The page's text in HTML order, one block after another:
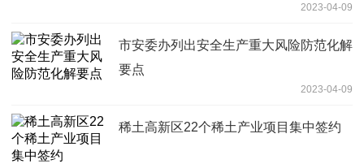
2023-04-09
市安委办列出安全生产重大风险防范化解
要点
2023-04-09
稀土高新区22个稀土产业项目集中签约